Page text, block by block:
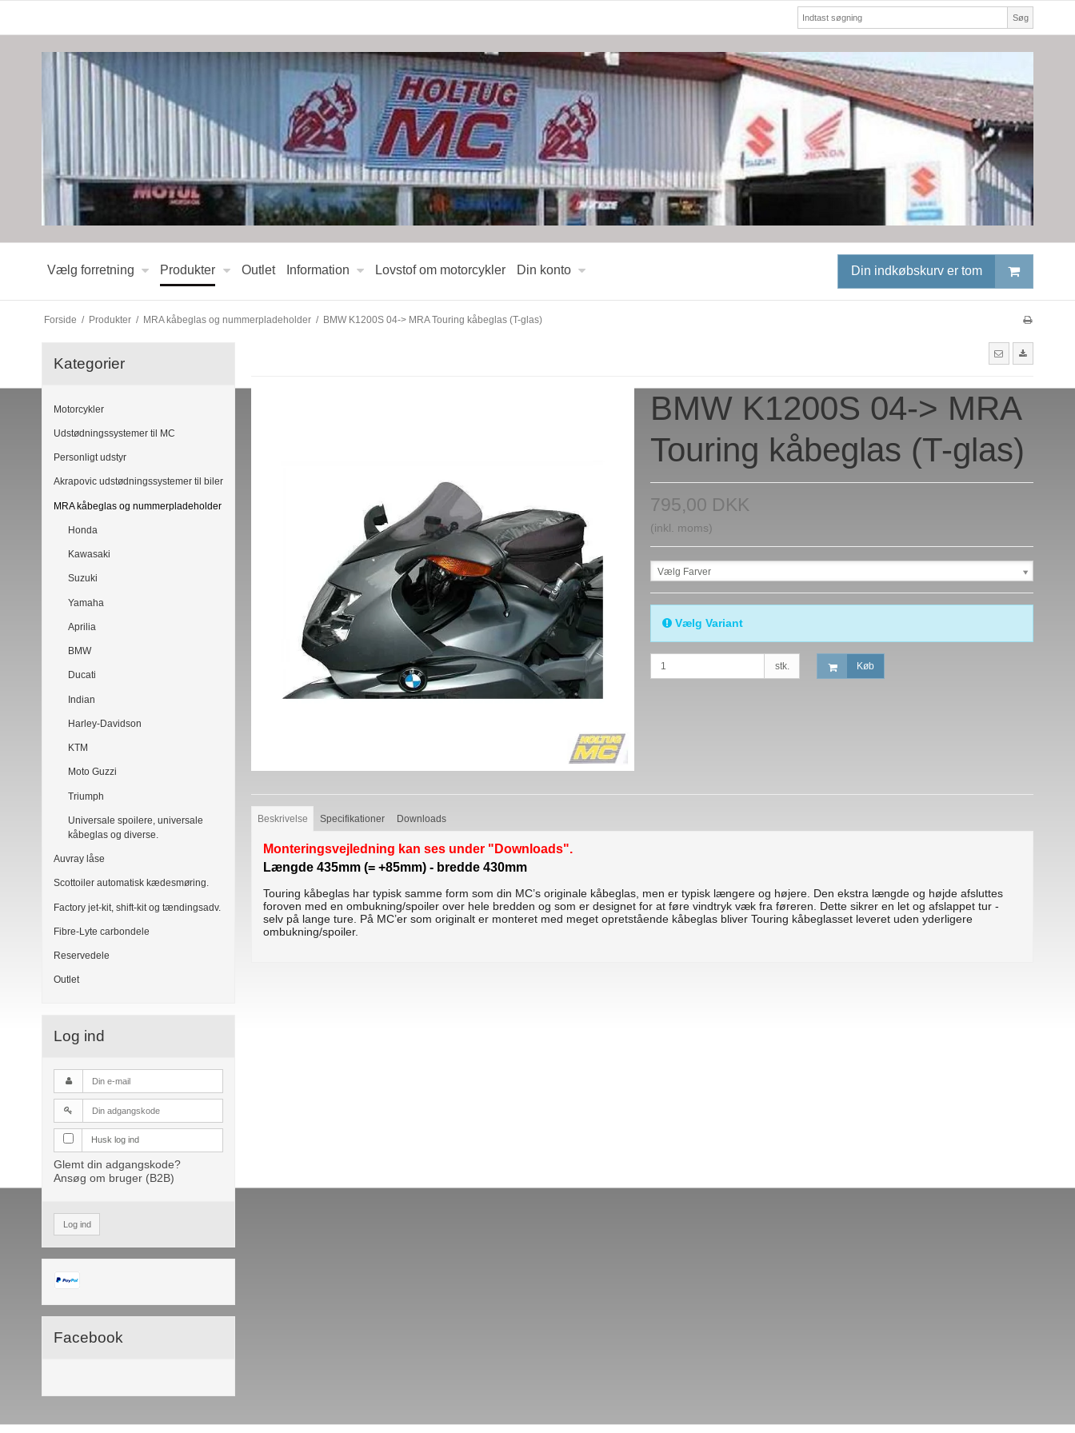
Søg
Vælg forretning Produkter Outlet Information Lovstof om motorcykler Din konto Din indkøbskurv er tom
Forside / Produkter / MRA kåbeglas og nummerpladeholder / BMW K1200S 04-> MRA Touring kåbeglas (T-glas)
Kategorier
Motorcykler
Udstødningssystemer til MC
Personligt udstyr
Akrapovic udstødningssystemer til biler
MRA kåbeglas og nummerpladeholder
Honda
Kawasaki
Suzuki
Yamaha
Aprilia
BMW
Ducati
Indian
Harley-Davidson
KTM
Moto Guzzi
Triumph
Universale spoilere, universale
kåbeglas og diverse.
Auvray låse
Scottoiler automatisk kædesmøring.
Factory jet-kit, shift-kit og tændingsadv.
Fibre-Lyte carbondele
Reservedele
Outlet
Log ind
Husk log ind
Glemt din adgangskode?
Ansøg om bruger (B2B)
Log ind
Facebook
BMW K1200S 04-> MRA
Touring kåbeglas (T-glas)
795,00 DKK
(inkl. moms)
Vælg Farver
Vælg Variant
stk. Køb
Beskrivelse Specifikationer Downloads
Monteringsvejledning kan ses under "Downloads".
Længde 435mm (= +85mm) - bredde 430mm
Touring kåbeglas har typisk samme form som din MC’s originale kåbeglas, men er typisk længere og højere. Den ekstra længde og højde afsluttes
foroven med en ombukning/spoiler over hele bredden og som er designet for at føre vindtryk væk fra føreren. Dette sikrer en let og afslappet tur -
selv på lange ture. På MC’er som originalt er monteret med meget opretstående kåbeglas bliver Touring kåbeglasset leveret uden yderligere
ombukning/spoiler.